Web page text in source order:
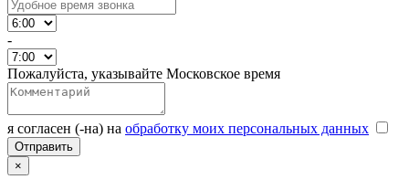
-
Пожалуйста, указывайте Московское время
я согласен (-на) на обработку моих персональных данных
×